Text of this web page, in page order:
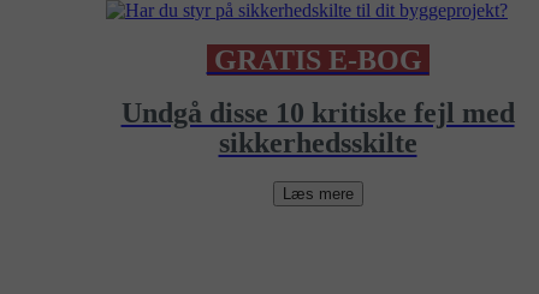
GRATIS E-BOG
Undgå disse 10 kritiske fejl med
sikkerhedsskilte
Læs mere